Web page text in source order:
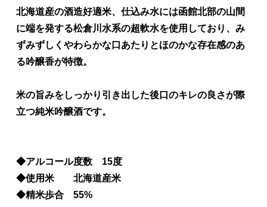
北海道産の酒造好適米、仕込み水には函館北部の山間
に端を発する松倉川水系の超軟水を使用しており、み
ずみずしくやわらかな口あたりとほのかな存在感のあ
る吟醸香が特徴。
米の旨みをしっかり引き出した後口のキレの良さが際
立つ純米吟醸酒です。
◆アルコール度数 15度
◆使用米 北海道産米
◆精米歩合 55%